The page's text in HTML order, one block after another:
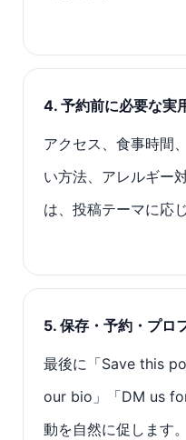
4. 予約前に必要な実
アクセス、食事時間
い方法、アレルギー
は、投稿テーマに応
5. 保存・予約・プロ
最後に「Save this
our bio」「DM us
動を自然に促します。